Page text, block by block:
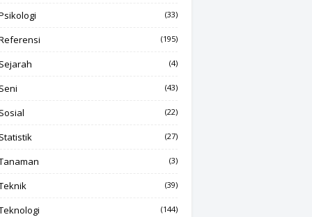
(33)
(195)
(4)
(43)
(22)
(27)
(3)
(39)
(144)